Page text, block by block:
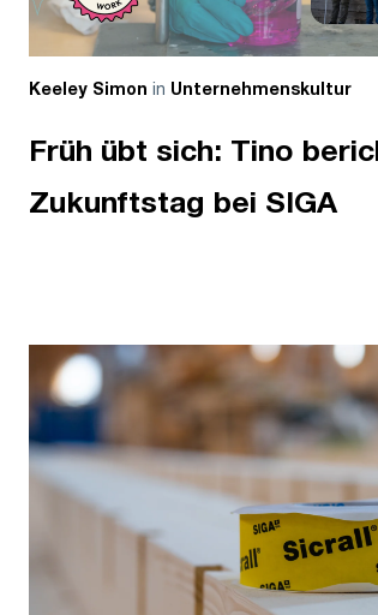
Keeley Simon in Unternehmenskultur
Früh übt sich: Tino
Zukunftstag bei SIGA